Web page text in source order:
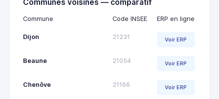
Communes voisines — comparatif
Commune Code INSEE ERP en ligne
Dijon 21231 Voir ERP
Beaune 21054 Voir ERP
Chenôve 21166 Voir ERP